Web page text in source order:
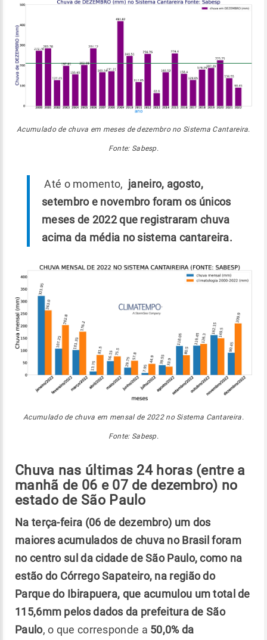
Acumulado de chuva em meses de dezembro no Sistema Cantareira.
Fonte: Sabesp.
Até o momento, janeiro, agosto,
setembro e novembro foram os únicos
meses de 2022 que registraram chuva
acima da média no sistema cantareira.
Acumulado de chuva em mensal de 2022 no Sistema Cantareira.
Fonte: Sabesp.
Chuva nas últimas 24 horas (entre a
manhã de 06 e 07 de dezembro) no
estado de São Paulo
Na terça-feira (06 de dezembro) um dos
maiores acumulados de chuva no Brasil foram
no centro sul da cidade de São Paulo, como na
estão do Córrego Sapateiro, na região do
Parque do Ibirapuera, que acumulou um total de
115,6mm pelos dados da prefeitura de São
Paulo, o que corresponde a 50,0% da